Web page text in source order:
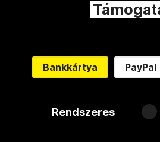
Bankkártya PayPal
Rendszeres